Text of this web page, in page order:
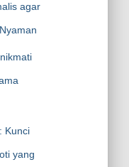
agar
Kunci
yang